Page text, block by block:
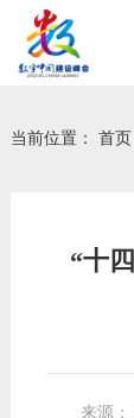
当前位置： 首页
“十
来源